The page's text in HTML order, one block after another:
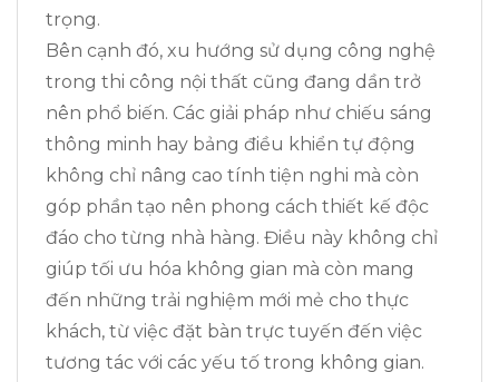
trọng.
Bên cạnh đó, xu hướng sử dụng công nghệ
trong thi công nội thất cũng đang dần trở
nên phổ biến. Các giải pháp như chiếu sáng
thông minh hay bảng điều khiển tự động
không chỉ nâng cao tính tiện nghi mà còn
góp phần tạo nên phong cách thiết kế độc
đáo cho từng nhà hàng. Điều này không chỉ
giúp tối ưu hóa không gian mà còn mang
đến những trải nghiệm mới mẻ cho thực
khách, từ việc đặt bàn trực tuyến đến việc
tương tác với các yếu tố trong không gian.